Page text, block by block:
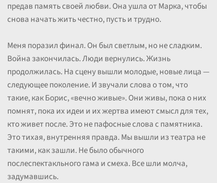
предав память своей любви. Она ушла от Марка, чтобы
снова начать жить честно, пусть и трудно.
Меня поразил финал. Он был светлым, но не сладким.
Война закончилась. Люди вернулись. Жизнь
продолжилась. На сцену вышли молодые, новые лица —
следующее поколение. И звучали слова о том, что
такие, как Борис, «вечно живые». Они живы, пока о них
помнят, пока их идеи и их жертва имеют смысл для тех,
кто живет после. Это не пафосные слова с памятника.
Это тихая, внутренняя правда. Мы вышли из театра не
такими, как зашли. Не было обычного
послеспектакльного гама и смеха. Все шли молча,
задумавшись.